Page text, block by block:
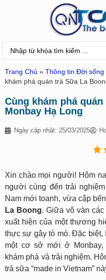
Trang Chủ » Thông tin Đời sống
khám phá quán trà Sữa La
Cùng khám phá
Monbay Hạ Long
Ngày cập nhật: 25/03/2025
Xin chào mọi người! Hôm
người cùng đến trải
Nam mới toanh, vừa cập
La Boong. Giữa vô vàn
xuất hiện của một thương
thực sự gây tò mò. Đặc
một cơ sở mới ở Monbay,
khám phá và trải nghiệm.
trà sữa “made in Vietnam”